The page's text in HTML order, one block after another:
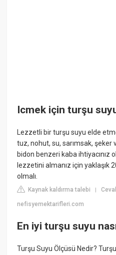
Icmek için turşu suyu
Lezzetli bir turşu suyu elde
tuz, nohut, su, sarımsak, şeker
bidon benzeri kaba ihtiyacınız
lezzetini almanız için yaklaşık
olmalı.
Kaynak kaldırma talebi |
nefisyemektarifleri.com
En iyi turşu suyu
Turşu Suyu Ölçüsü Nedir?